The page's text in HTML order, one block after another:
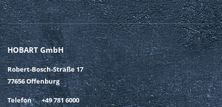
HOBART GmbH
Robert-Bosch-Straße 17
77656 Offenburg
Telefon
+49 781 6000